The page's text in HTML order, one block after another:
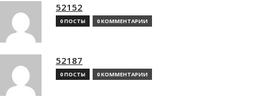
52152
0 ПОСТЫ 0 КОММЕНТАРИИ
52187
0 ПОСТЫ 0 КОММЕНТАРИИ